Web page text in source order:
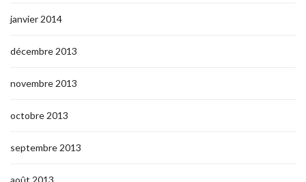
janvier 2014
décembre 2013
novembre 2013
octobre 2013
septembre 2013
août 2013